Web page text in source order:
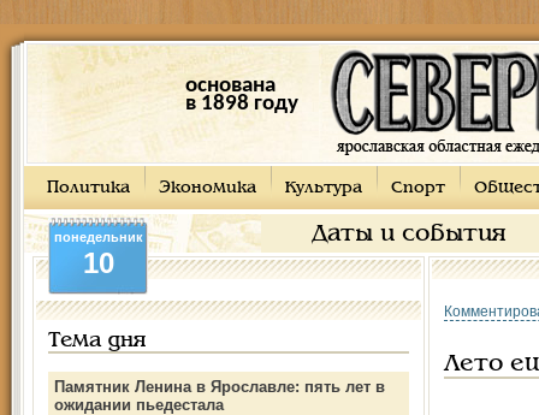
основана
в 1898 году
Политика Экономика Культура Спорт
Даты и события
понедельник
10
Тема дня
Памятник Ленина в Ярославле: пять лет в
ожидании пьедестала
Лето